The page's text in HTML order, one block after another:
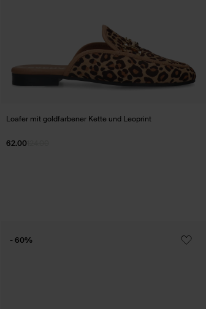
Loafer mit goldfarbener Kette und Leoprint
124.00
62.00
- 60%